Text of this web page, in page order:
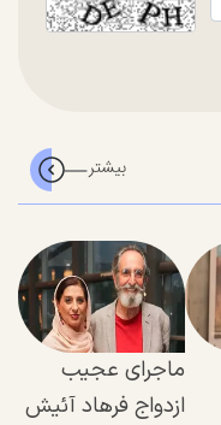
ماجرای عجیب
ازدواج فرهاد آئیش